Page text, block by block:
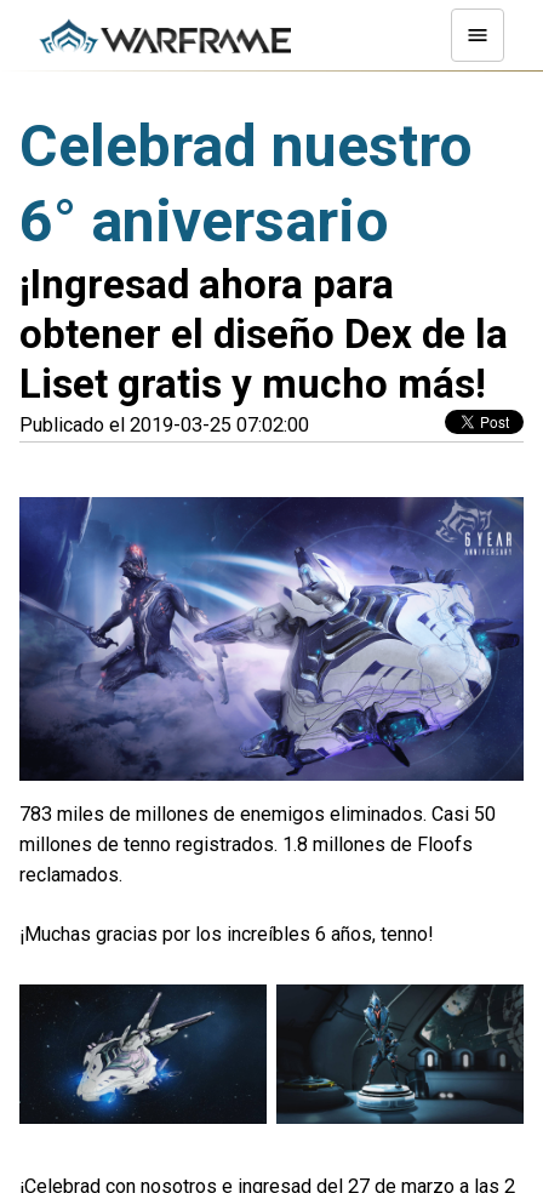
Celebrad nuestro
6° aniversario
¡Ingresad ahora para
obtener el diseño Dex de la
Liset gratis y mucho más!
Publicado el 2019-03-25 07:02:00
783 miles de millones de enemigos eliminados. Casi 50
millones de tenno registrados. 1.8 millones de Floofs
reclamados.
¡Muchas gracias por los increíbles 6 años, tenno!
¡Celebrad con nosotros e ingresad del 27 de marzo a las 2